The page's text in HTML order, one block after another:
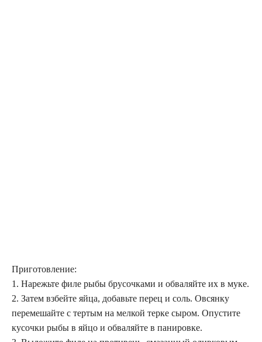
Приготовление:
1. Нарежьте филе рыбы брусочками и обваляйте их в муке.
2. Затем взбейте яйца, добавьте перец и соль. Овсянку
перемешайте с тертым на мелкой терке сыром. Опустите
кусочки рыбы в яйцо и обваляйте в панировке.